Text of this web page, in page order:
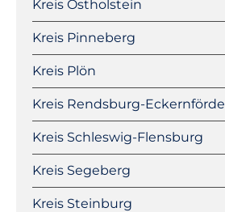
Kreis Ostholstein
Kreis Pinneberg
Kreis Plön
Kreis Rendsburg-Eckernförde
Kreis Schleswig-Flensburg
Kreis Segeberg
Kreis Steinburg